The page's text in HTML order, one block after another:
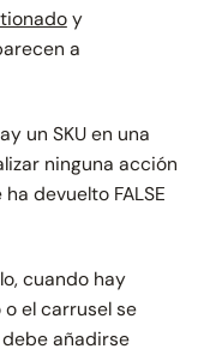
y
a
un SKU en una
ninguna acción
devuelto FALSE
cuando hay
el carrusel se
añadirse